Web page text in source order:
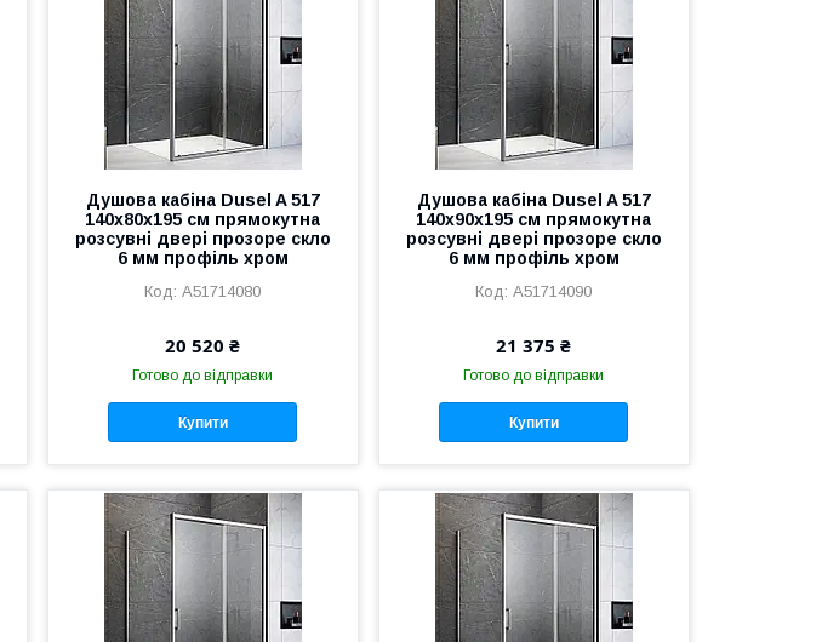
Душова кабіна Dusel A 517
140х80х195 см прямокутна
розсувні двері прозоре скло
6 мм профіль хром
A51714080
20 520 ₴
Готово до відправки
Купити
Душова кабіна Dusel A 517
140х90х195 см прямокутна
розсувні двері прозоре скло
6 мм профіль хром
A51714090
21 375 ₴
Готово до відправки
Купити